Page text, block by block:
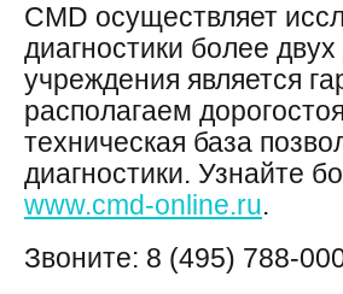
CMD осуществляет
диагностики более
учреждения является
располагаем
техническая база
диагностики. Узнайте
www.cmd-online.ru.
Звоните: 8 (495) 788-